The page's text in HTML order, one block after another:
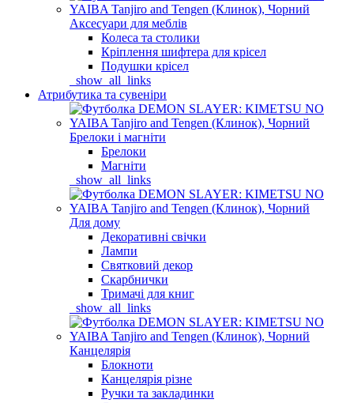
Аксесуари для меблів
Колеса та столики
Кріплення шифтера для крісел
Подушки крісел
_show_all_links
Атрибутика та сувеніри
Брелоки і магніти
Брелоки
Магніти
_show_all_links
Для дому
Декоративні свічки
Лампи
Святковий декор
Скарбнички
Тримачі для книг
_show_all_links
Канцелярія
Блокноти
Канцелярія різне
Ручки та закладинки